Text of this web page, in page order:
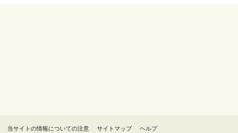
当サイトの情報についての注意 サイトマップ ヘルプ